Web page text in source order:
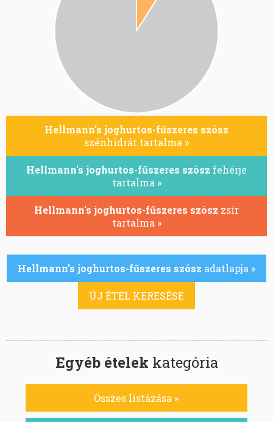
Hellmann's joghurtos-fűszeres szósz
szénhidrát tartalma »
Hellmann's joghurtos-fűszeres szósz fehérje
tartalma »
Hellmann's joghurtos-fűszeres szósz zsír
tartalma »
Hellmann's joghurtos-fűszeres szósz adatlapja »
ÚJ ÉTEL KERESÉSE
Egyéb ételek kategória
Összes listázása »